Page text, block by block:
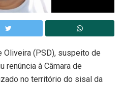
Oliveira (PSD), suspeito de
renúncia à Câmara de
no território do sisal da